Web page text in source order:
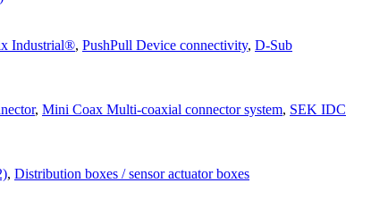
Industrial®, PushPull Device connectivity, D-Sub
, Mini Coax Multi-coaxial connector system, SEK IDC
, Distribution boxes / sensor actuator boxes